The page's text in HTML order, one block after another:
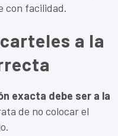
con facilidad.
a la
exacta debe ser a la
de no colocar el